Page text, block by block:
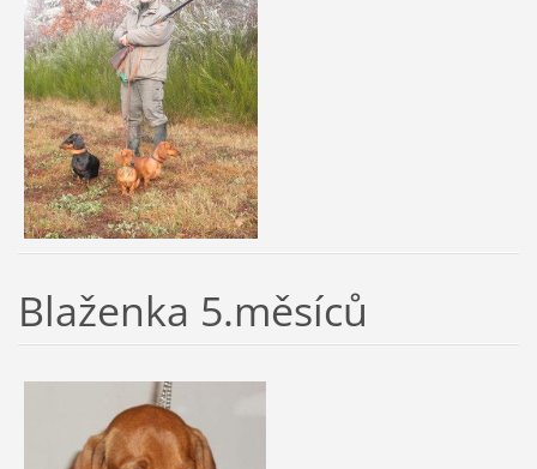
Blaženka 5.měsíců